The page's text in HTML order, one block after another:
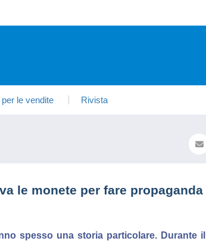
le vendite Rivista
le monete per fare propaganda
spesso una storia particolare. Durante il